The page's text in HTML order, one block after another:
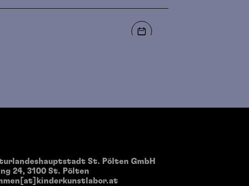
St. Pölten GmbH
24, 3100 St. Pölten